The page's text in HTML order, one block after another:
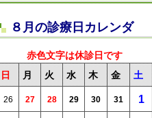
８月の診療日カレンダ
赤色文字は休診日です
日
月 火 水 木 金 土
26 27 28 29 30 31 1